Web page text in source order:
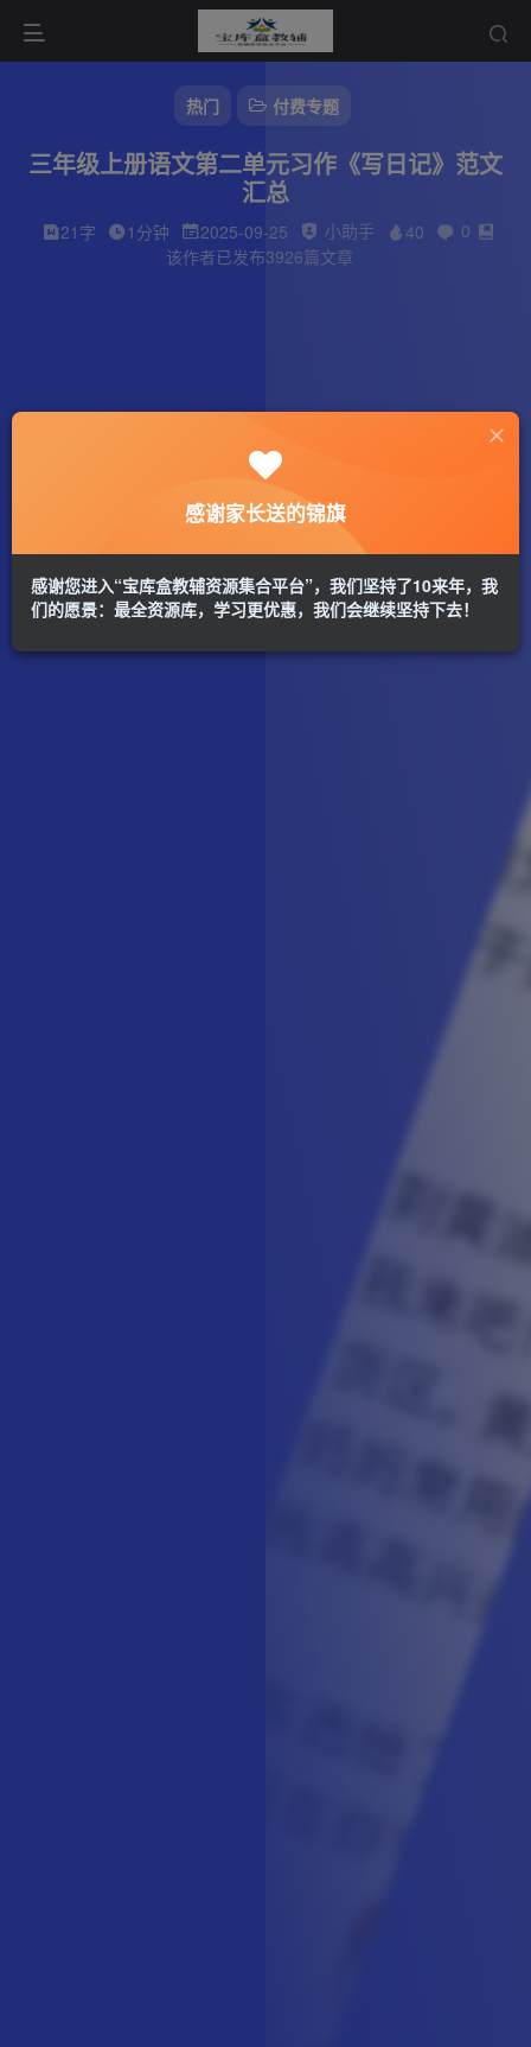
热门 付费专题
三年级上册语文第二单元习作《写日记》范文
汇总
21字 1分钟 2025-09-25 小助手 40
0
该作者已发布3926篇文章
感谢家长送的锦旗
感谢您进入“宝库盒教辅资源集合平台”，我们坚持了10来年，我
们的愿景：最全资源库，学习更优惠，我们会继续坚持下去！